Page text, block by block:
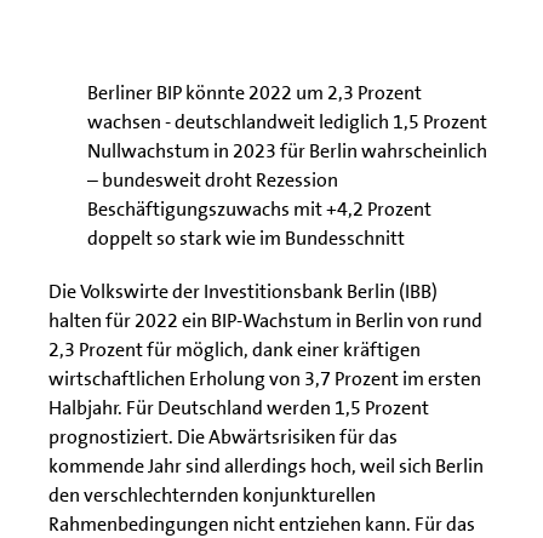
Berliner BIP könnte 2022 um 2,3 Prozent
wachsen - deutschlandweit lediglich 1,5 Prozent
Nullwachstum in 2023 für Berlin wahrscheinlich
– bundesweit droht Rezession
Beschäftigungszuwachs mit +4,2 Prozent
doppelt so stark wie im Bundesschnitt
Die Volkswirte der Investitionsbank Berlin (IBB)
halten für 2022 ein BIP-Wachstum in Berlin von rund
2,3 Prozent für möglich, dank einer kräftigen
wirtschaftlichen Erholung von 3,7 Prozent im ersten
Halbjahr. Für Deutschland werden 1,5 Prozent
prognostiziert. Die Abwärtsrisiken für das
kommende Jahr sind allerdings hoch, weil sich Berlin
den verschlechternden konjunkturellen
Rahmenbedingungen nicht entziehen kann. Für das